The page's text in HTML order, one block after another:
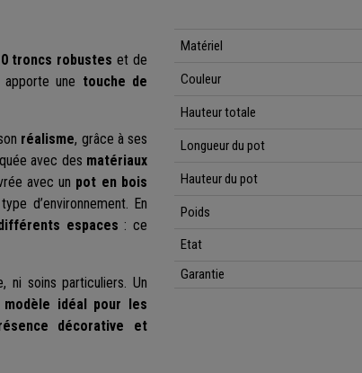
troncs robustes et de
une touche de
réalisme, grâce à ses
avec des matériaux
avec un pot en bois
d’environnement. En
espaces : ce
ni soins particuliers. Un
modèle idéal pour les
décorative et
Matériel
Couleur
Hauteur totale
Longueur du pot
Hauteur du pot
Poids
Etat
Garantie